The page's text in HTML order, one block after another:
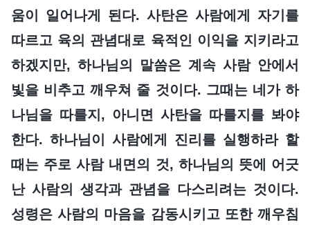
움이 일어나게 된다. 사탄은 사람에게 자기를
따르고 육의 관념대로 육적인 이익을 지키라고
하겠지만, 하나님의 말씀은 계속 사람 안에서
빛을 비추고 깨우쳐 줄 것이다. 그때는 네가 하
나님을 따를지, 아니면 사탄을 따를지를 봐야
한다. 하나님이 사람에게 진리를 실행하라 할
때는 주로 사람 내면의 것, 하나님의 뜻에 어긋
난 사람의 생각과 관념을 다스리려는 것이다.
성령은 사람의 마음을 감동시키고 또한 깨우침